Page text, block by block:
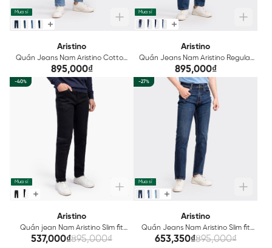
Mua sỉ
Aristino
Quần Jeans Nam Aristino Cotton
AJNR03
895,000₫
Mua sỉ
Aristino
Quần Jeans Nam Aristino Regular
Fit AJNR04
895,000₫
-40%
Mua sỉ
Aristino
Quần jean Nam Aristino Slim fit
AJNR02
537,000₫895,000₫
-27%
Mua sỉ
Aristino
Quần Jeans Nam Aristino Slim fit
AJN00203
653,350₫895,000₫